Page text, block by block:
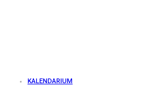
KALENDARIUM